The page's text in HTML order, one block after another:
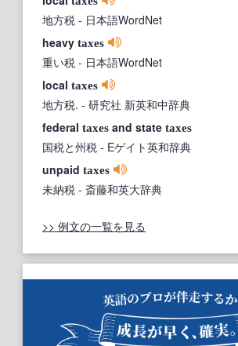
地方税 - 日本語WordNet
heavy taxes
重い税 - 日本語WordNet
local taxes
地方税. - 研究社 新英和中辞典
federal taxes and state taxes
国税と州税 - Eゲイト英和辞典
unpaid taxes
未納税 - 斎藤和英大辞典
>> 例文の一覧を見る